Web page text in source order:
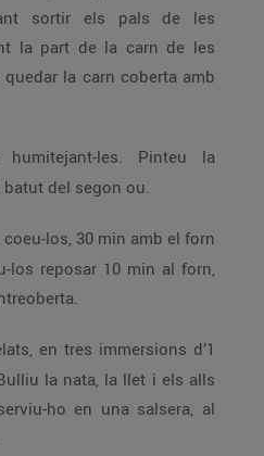
sortir els pals de les
la part de la carn de les
la carn coberta amb
les. Pinteu la
del segon ou.
los, 30 min amb el forn
los reposar 10 min al forn,
en tres immersions d’1
la nata, la llet i els alls
ho en una salsera, al